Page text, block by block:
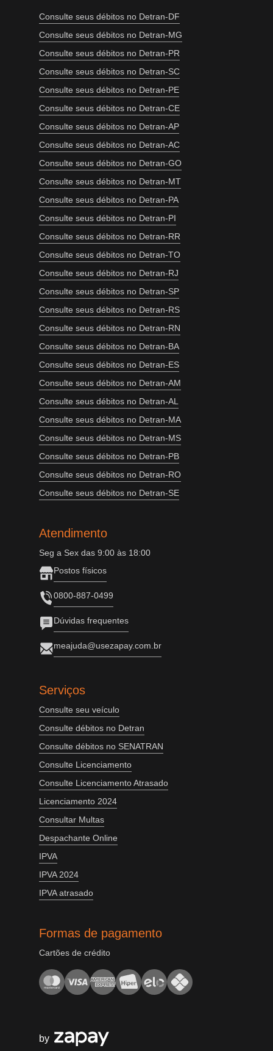
Consulte seus débitos no Detran-DF
Consulte seus débitos no Detran-MG
Consulte seus débitos no Detran-PR
Consulte seus débitos no Detran-SC
Consulte seus débitos no Detran-PE
Consulte seus débitos no Detran-CE
Consulte seus débitos no Detran-AP
Consulte seus débitos no Detran-AC
Consulte seus débitos no Detran-GO
Consulte seus débitos no Detran-MT
Consulte seus débitos no Detran-PA
Consulte seus débitos no Detran-PI
Consulte seus débitos no Detran-RR
Consulte seus débitos no Detran-TO
Consulte seus débitos no Detran-RJ
Consulte seus débitos no Detran-SP
Consulte seus débitos no Detran-RS
Consulte seus débitos no Detran-RN
Consulte seus débitos no Detran-BA
Consulte seus débitos no Detran-ES
Consulte seus débitos no Detran-AM
Consulte seus débitos no Detran-AL
Consulte seus débitos no Detran-MA
Consulte seus débitos no Detran-MS
Consulte seus débitos no Detran-PB
Consulte seus débitos no Detran-RO
Consulte seus débitos no Detran-SE
Atendimento
Seg a Sex das 9:00 às 18:00
Postos físicos
0800-887-0499
Dúvidas frequentes
meajuda@usezapay.com.br
Serviços
Consulte seu veículo
Consulte débitos no Detran
Consulte débitos no SENATRAN
Consulte Licenciamento
Consulte Licenciamento Atrasado
Licenciamento 2024
Consultar Multas
Despachante Online
IPVA
IPVA 2024
IPVA atrasado
Formas de pagamento
Cartões de crédito
by